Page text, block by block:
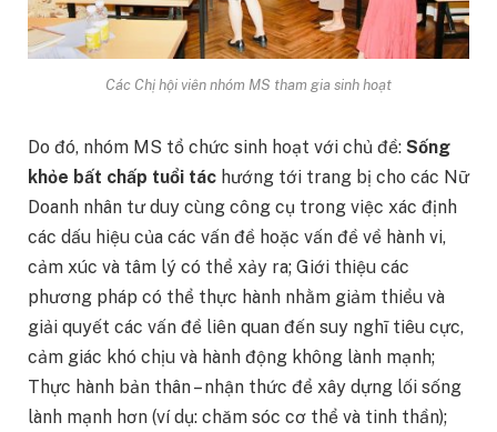
Các Chị hội viên nhóm MS tham gia sinh hoạt
Do đó, nhóm MS tổ chức sinh hoạt với chủ đề: Sống
khỏe bất chấp tuổi tác hướng tới trang bị cho các Nữ
Doanh nhân tư duy cùng công cụ trong việc xác định
các dấu hiệu của các vấn đề hoặc vấn đề về hành vi,
cảm xúc và tâm lý có thể xảy ra; Giới thiệu các
phương pháp có thể thực hành nhằm giảm thiểu và
giải quyết các vấn đề liên quan đến suy nghĩ tiêu cực,
cảm giác khó chịu và hành động không lành mạnh;
Thực hành bản thân – nhận thức để xây dựng lối sống
lành mạnh hơn (ví dụ: chăm sóc cơ thể và tinh thần);